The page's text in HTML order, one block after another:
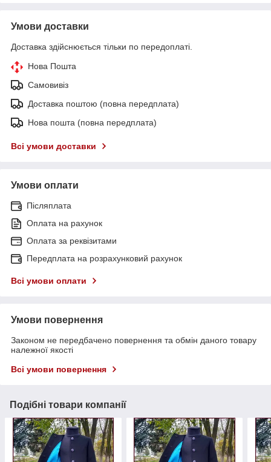
Умови доставки
Доставка здійснюється тільки по передоплаті.
Нова Пошта
Самовивіз
Доставка поштою (повна передплата)
Нова пошта (повна передплата)
Всі умови доставки
Умови оплати
Післяплата
Оплата на рахунок
Оплата за реквізитами
Передплата на розрахунковий рахунок
Всі умови оплати
Умови повернення
Законом не передбачено повернення та обмін даного товару
належної якості
Всі умови повернення
Подібні товари компанії